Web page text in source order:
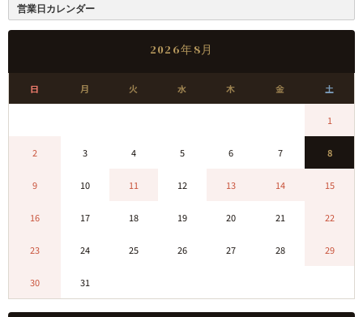
営業日カレンダー
2026年8月
日 月 火 水 木 金 土
1
2 3 4 5 6 7 8
9 10 11 12 13 14 15
16 17 18 19 20 21 22
23 24 25 26 27 28 29
30 31